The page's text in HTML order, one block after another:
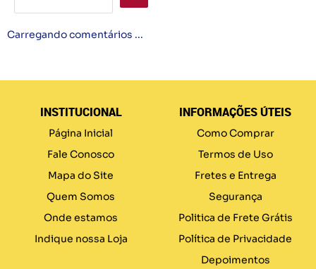
Carregando comentários ...
INSTITUCIONAL
Página Inicial
Fale Conosco
Mapa do Site
Quem Somos
Onde estamos
Indique nossa Loja
INFORMAÇÕES ÚTEIS
Como Comprar
Termos de Uso
Fretes e Entrega
Segurança
Politica de Frete Grátis
Política de Privacidade
Depoimentos